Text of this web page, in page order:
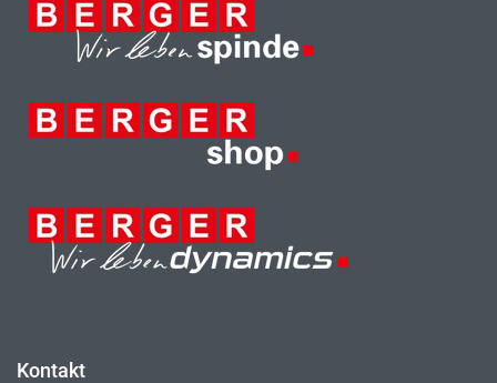
Kontakt